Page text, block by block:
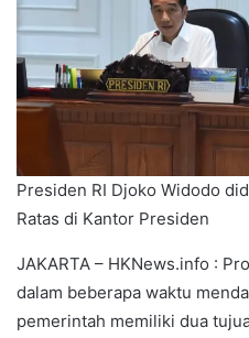
Presiden RI Djoko Widodo
Ratas di Kantor Presiden
JAKARTA – HKNews.info :
dalam beberapa waktu
pemerintah memiliki dua